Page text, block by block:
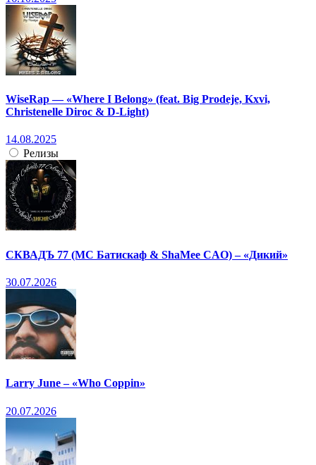
WiseRap — «Where I Belong» (feat. Big Prodeje, Kxvi,
Christenelle Diroc & D-Light)
14.08.2025
Релизы
СКВАДЪ 77 (МС Батискаф & ShaMee CAO) – «Дикий»
30.07.2026
Larry June – «Who Coppin»
20.07.2026